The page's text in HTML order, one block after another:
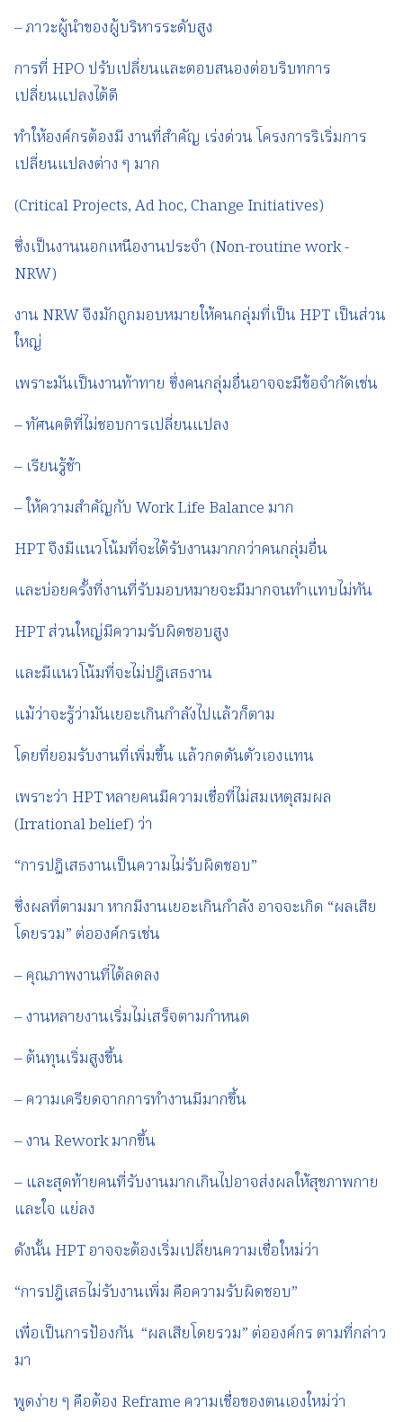
– ภาวะผู้นำของผู้บริหารระดับสูง
การที่ HPO ปรับเปลี่ยนและตอบสนองต่อบริบทการ
เปลี่ยนแปลงได้ดี
ทำให้องค์กรต้องมี งานที่สำคัญ เร่งด่วน โครงการริเริ่มการ
เปลี่ยนแปลงต่าง ๆ มาก
(Critical Projects, Ad hoc, Change Initiatives)
ซึ่งเป็นงานนอกเหนืองานประจำ (Non-routine work -
NRW)
งาน NRW จึงมักถูกมอบหมายให้คนกลุ่มที่เป็น HPT เป็นส่วน
ใหญ่
เพราะมันเป็นงานท้าทาย ซึ่งคนกลุ่มอื่นอาจจะมีข้อจำกัดเช่น
– ทัศนคติที่ไม่ชอบการเปลี่ยนแปลง
– เรียนรู้ช้า
– ให้ความสำคัญกับ Work Life Balance มาก
HPT จึงมีแนวโน้มที่จะได้รับงานมากกว่าคนกลุ่มอื่น
และบ่อยครั้งที่งานที่รับมอบหมายจะมีมากจนทำแทบไม่ทัน
HPT ส่วนใหญ่มีความรับผิดชอบสูง
และมีแนวโน้มที่จะไม่ปฎิเสธงาน
แม้ว่าจะรู้ว่ามันเยอะเกินกำลังไปแล้วก็ตาม
โดยที่ยอมรับงานที่เพิ่มขึ้น แล้วกดดันตัวเองแทน
เพราะว่า HPT หลายคนมีความเชื่อที่ไม่สมเหตุสมผล
(Irrational belief) ว่า
“การปฎิเสธงานเป็นความไม่รับผิดชอบ”
ซึ่งผลที่ตามมา หากมีงานเยอะเกินกำลัง อาจจะเกิด “ผลเสีย
โดยรวม” ต่อองค์กรเช่น
– คุณภาพงานที่ได้ลดลง
– งานหลายงานเริ่มไม่เสร็จตามกำหนด
– ต้นทุนเริ่มสูงขึ้น
– ความเครียดจากการทำงานมีมากขึ้น
– งาน Rework มากขึ้น
– และสุดท้ายคนที่รับงานมากเกินไปอาจส่งผลให้สุขภาพกาย
และใจ แย่ลง
ดังนั้น HPT อาจจะต้องเริ่มเปลี่ยนความเชื่อใหม่ว่า
“การปฎิเสธไม่รับงานเพิ่ม คือความรับผิดชอบ”
เพื่อเป็นการป้องกัน “ผลเสียโดยรวม” ต่อองค์กร ตามที่กล่าว
มา
พูดง่าย ๆ คือต้อง Reframe ความเชื่อของตนเองใหม่ว่า